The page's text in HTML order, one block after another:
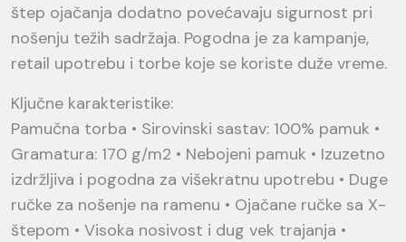
štep ojačanja dodatno povećavaju sigurnost pri
nošenju težih sadržaja. Pogodna je za kampanje,
retail upotrebu i torbe koje se koriste duže vreme.
Ključne karakteristike:
Pamučna torba • Sirovinski sastav: 100% pamuk •
Gramatura: 170 g/m2 • Nebojeni pamuk • Izuzetno
izdržljiva i pogodna za višekratnu upotrebu • Duge
ručke za nošenje na ramenu • Ojačane ručke sa X-
štepom • Visoka nosivost i dug vek trajanja •